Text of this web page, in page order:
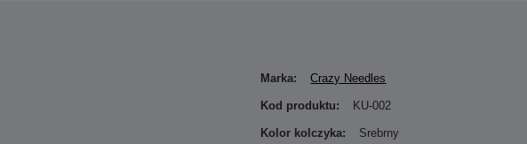
Marka: Crazy Needles
Kod produktu: KU-002
Kolor kolczyka: Srebrny